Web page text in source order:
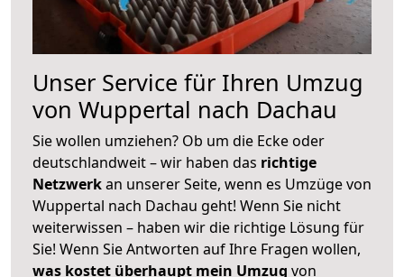
Unser Service für Ihren Umzug
von Wuppertal nach Dachau
Sie wollen umziehen? Ob um die Ecke oder
deutschlandweit – wir haben das richtige
Netzwerkan unserer Seite, wenn es Umzüge von
Wuppertal nach Dachau geht! Wenn Sie nicht
weiterwissen – haben wir die richtige Lösung für
Sie! Wenn Sie Antworten auf Ihre Fragen wollen,
was kostet überhaupt mein Umzug von